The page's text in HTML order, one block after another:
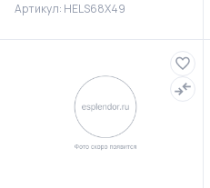
Артикул: HELS68X49